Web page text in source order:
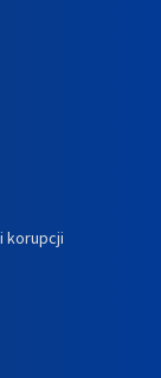
korupcji